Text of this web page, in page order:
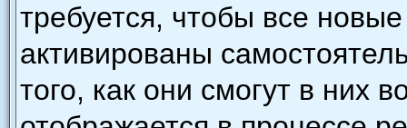
требуется, чтобы все
активированы
того, как они смогут в них